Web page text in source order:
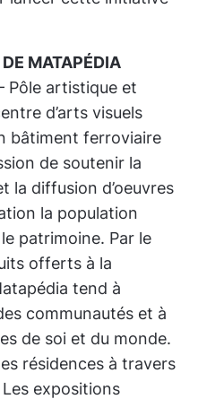
MATAPÉDIA
Pôle artistique et
d’arts visuels
bâtiment ferroviaire
de soutenir la
la diffusion d’oeuvres
la population
patrimoine. Par le
offerts à la
tend à
communautés et à
de soi et du monde.
résidences à travers
expositions